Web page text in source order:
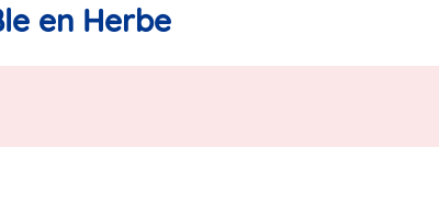
en Herbe